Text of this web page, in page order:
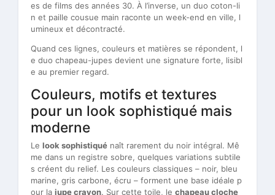
es de films des années 30. À l’inverse, un duo coton-li
n et paille cousue main raconte un week-end en ville, l
umineux et décontracté.
Quand ces lignes, couleurs et matières se répondent, l
e duo chapeau-jupes devient une signature forte, lisibl
e au premier regard.
Couleurs, motifs et textures
pour un look sophistiqué mais
moderne
Le look sophistiqué naît rarement du noir intégral. Mê
me dans un registre sobre, quelques variations subtile
s créent du relief. Les couleurs classiques – noir, bleu
marine, gris carbone, écru – forment une base idéale p
our la jupe crayon. Sur cette toile, le chapeau cloche